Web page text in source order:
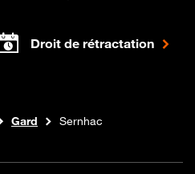
Droit de rétractation
Gard Sernhac